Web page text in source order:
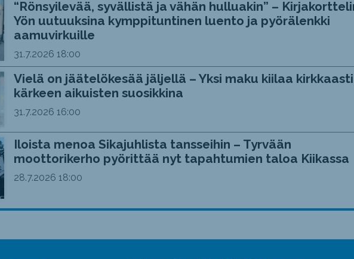
“Rönsyilevää, syvällistä ja vähän hulluakin” –
Yön uutuuksina kymppituntinen luento ja pyörälenkki
aamuvirkuille
31.7.2026 18:00
Vielä on jäätelökesää jäljellä – Yksi maku kiilaa kirkkaasti
kärkeen aikuisten suosikkina
31.7.2026 16:00
Iloista menoa Sikajuhlista tansseihin – Tyrvään
moottorikerho pyörittää nyt tapahtumien taloa Kiikassa
28.7.2026 18:00